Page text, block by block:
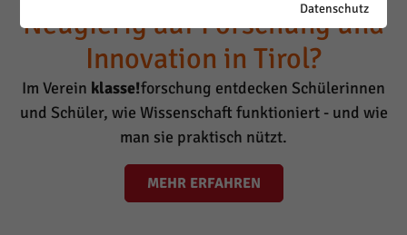
Neugierig auf Forschung und
Innovation in Tirol?
Im Verein klasse!forschung entdecken Schülerinnen
und Schüler, wie Wissenschaft funktioniert - und wie
man sie praktisch nützt.
MEHR ERFAHREN
Datenschutz